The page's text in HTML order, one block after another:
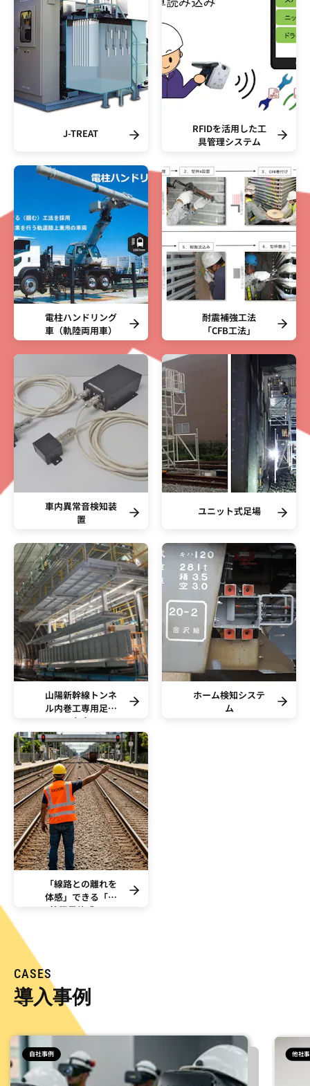
J-TREAT
RFIDを活用した工
具管理システム
電柱ハンドリング
車（軌陸両用車）
耐震補強工法
「CFB工法」
車内異常音検知装
置
ユニット式足場
山陽新幹線トンネ
ル内巻工専用足場
台車
ホーム検知システ
ム
「線路との離れを
体感」できる「建
築限界体感シー
CASES
導入事例
自社事例 他社
TOP
SEARCH